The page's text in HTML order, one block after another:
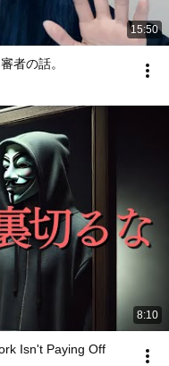
15:50
者の話。
8:10
Isn't Paying Off